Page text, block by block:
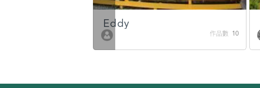
Eddy
作品數 10